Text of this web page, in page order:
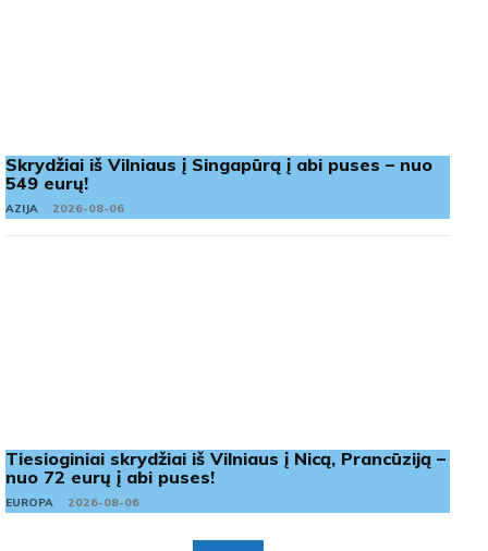
Skrydžiai iš Vilniaus į Singapūrą į abi puses – nuo
549 eurų!
AZIJA 2026-08-06
Tiesioginiai skrydžiai iš Vilniaus į Nicą, Prancūziją –
nuo 72 eurų į abi puses!
EUROPA 2026-08-06